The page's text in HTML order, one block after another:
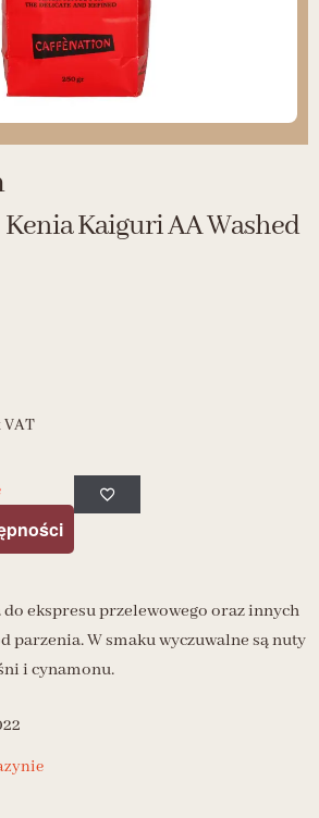
Kaiguri AA Washed
VAT
ekspresu przelewowego oraz innych
parzenia. W smaku wyczuwalne są nuty
i cynamonu.